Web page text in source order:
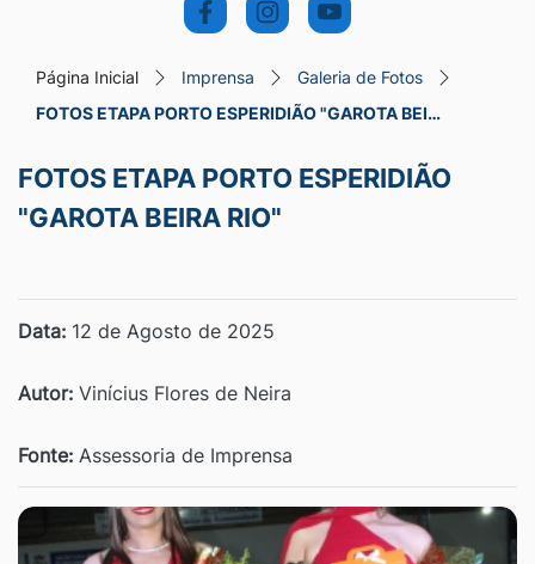
Página Inicial Imprensa
Galeria de Fotos
FOTOS ETAPA PORTO ESPERIDIÃO "GAROTA BEI…
FOTOS ETAPA PORTO ESPERIDIÃO
"GAROTA BEIRA RIO"
Data: 12 de Agosto de 2025
Autor: Vinícius Flores de Neira
Fonte: Assessoria de Imprensa